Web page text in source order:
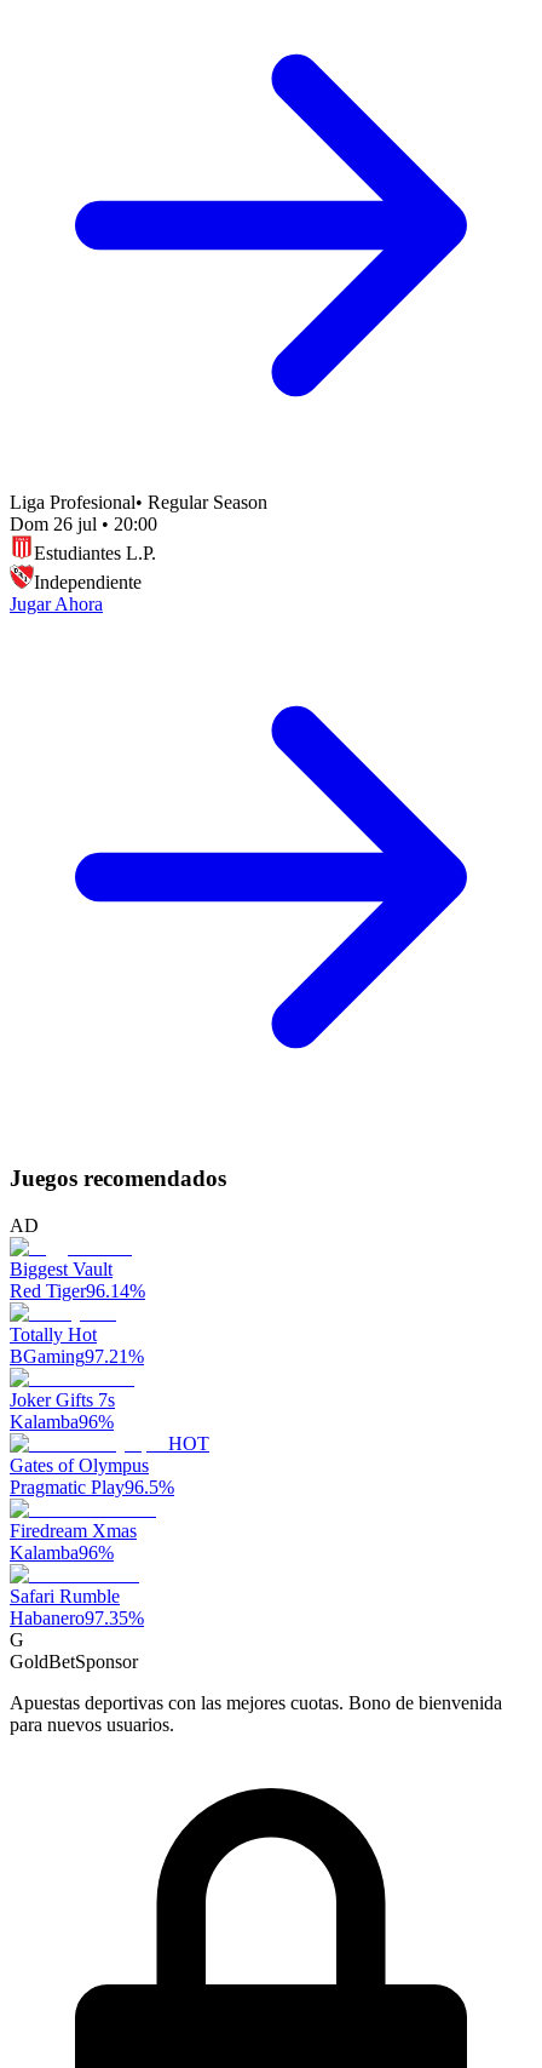
Liga Profesional• Regular Season
Dom 26 jul • 20:00
Estudiantes L.P.
Independiente
Jugar Ahora
Juegos recomendados
AD
Biggest Vault
Red Tiger96.14%
Totally Hot
BGaming97.21%
Joker Gifts 7s
Kalamba96%
HOT
Gates of Olympus
Pragmatic Play96.5%
Firedream Xmas
Kalamba96%
Safari Rumble
Habanero97.35%
G
GoldBetSponsor
Apuestas deportivas con las mejores cuotas. Bono de bienvenida
para nuevos usuarios.